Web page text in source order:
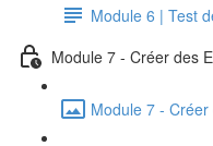
Module 6 | Test
Module 7 - Créer des
Module 7 -